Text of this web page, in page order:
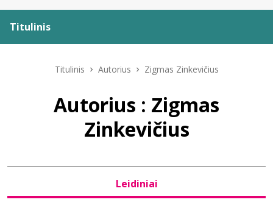
Titulinis
Naujienos
Bibliotekoms
Titulinis Autorius Zigmas Zinkevičius
Autorius : Zigmas
Zinkevičius
Leidiniai